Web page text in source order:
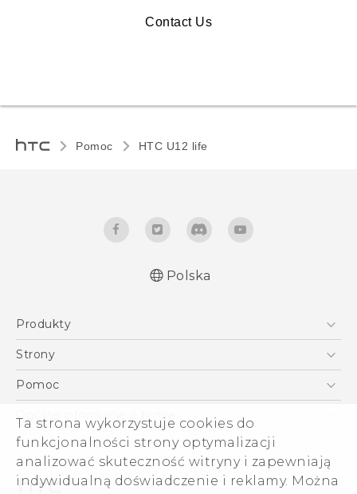
Ta strona wykorzystuje cookies do
funkcjonalności strony optymalizacji
analizować skuteczność witryny i zapewniają
indywidualną doświadczenie i reklamy. Można
Contact Us
Pomoc HTC U12 life‎
Polish - Wytyczne dotyczące bezpieczeństwa i
English - User manual
English - Safety and regulatory guide
Polska
Produkty
Smartfony
VIVE
Akcesoria
Strony
HTC Vive
Pomoc
Pomoc E-commerce
Ogólne informacje o firmie
ESG
Informacje o firmie